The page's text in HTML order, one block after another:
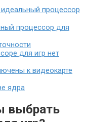
процессор
процессор для
для игр нет
к видеокарте
ядра
выбрать